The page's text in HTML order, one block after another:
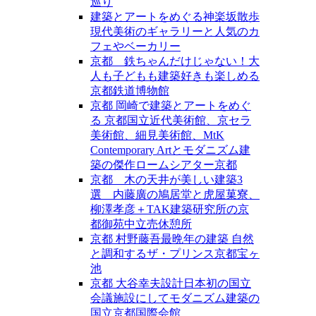
建築とアートをめぐる神楽坂散歩
現代美術のギャラリーと人気のカ
フェやベーカリー
京都 鉄ちゃんだけじゃない！大
人も子どもも建築好きも楽しめる
京都鉄道博物館
京都 岡崎で建築とアートをめぐ
る 京都国立近代美術館、京セラ
美術館、細見美術館、MtK
Contemporary Artとモダニズム建
築の傑作ロームシアター京都
京都 木の天井が美しい建築3
選 内藤廣の鳩居堂と虎屋菓寮、
柳澤孝彦＋TAK建築研究所の京
都御苑中立売休憩所
京都 村野藤吾最晩年の建築 自然
と調和するザ・プリンス京都宝ヶ
池
京都 大谷幸夫設計日本初の国立
会議施設にしてモダニズム建築の
国立京都国際会館